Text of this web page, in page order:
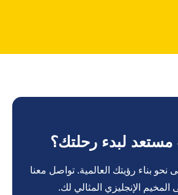
لبدء رحلتك؟
نحو بناء رؤيتك العالمية. تواصل معنا
المخيم الإنجليزي المثالي لك.